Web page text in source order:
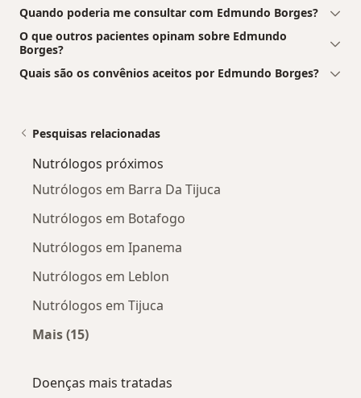
Quando poderia me consultar com Edmundo Borges?
O que outros pacientes opinam sobre Edmundo
Borges?
Quais são os convênios aceitos por Edmundo Borges?
Pesquisas relacionadas
Nutrólogos próximos
Nutrólogos em Barra Da Tijuca
Nutrólogos em Botafogo
Nutrólogos em Ipanema
Nutrólogos em Leblon
Nutrólogos em Tijuca
Mais (15)
Doenças mais tratadas